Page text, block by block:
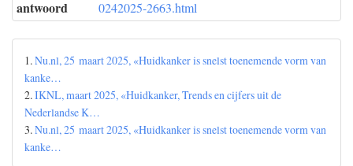
antwoord
0242025-2663.html
1.Nu.nl, 25 maart 2025, «Huidkanker is snelst toenemende vorm van
kanke…
2.IKNL, maart 2025, «Huidkanker, Trends en cijfers uit de
Nederlandse K…
3.Nu.nl, 25 maart 2025, «Huidkanker is snelst toenemende vorm van
kanke…